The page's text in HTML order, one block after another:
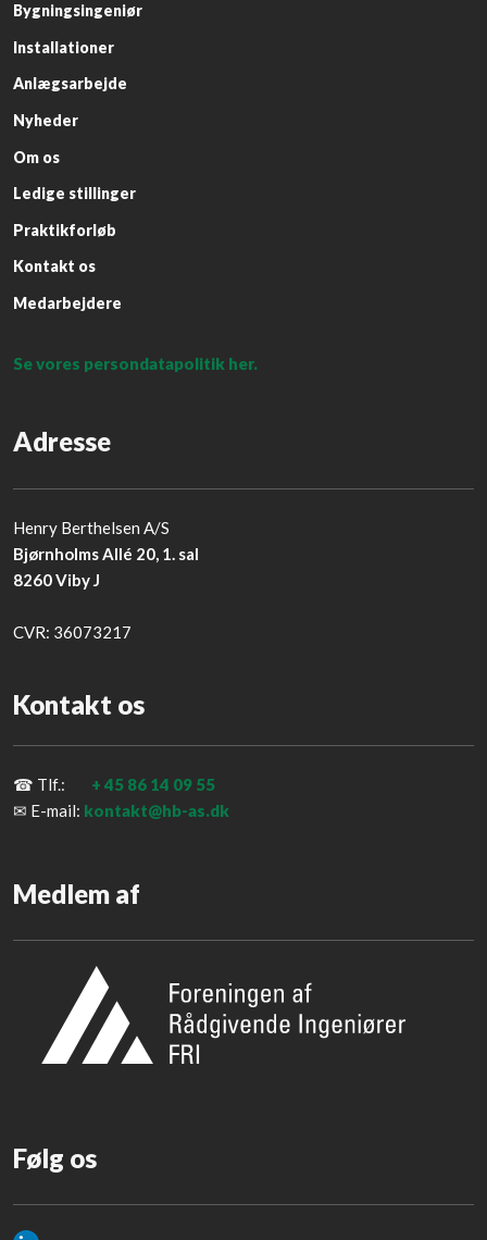
Bygningsingeniør
Installationer
Anlægsarbejde​
Nyheder​
Om os​
Ledige stillinger​
Praktikforløb​
Kontakt os
Medarbejdere
Se vores persondatapolitik her.
Adresse
Henry Berthelsen A/S
Bjørnholms Allé 20, 1. sal
8260 Viby J
​CVR: 36073217
Kontakt os
☎ Tlf.: + 45 86 14 09 55
✉ E-mail: kontakt@hb-as.dk
Medlem af
​Følg os